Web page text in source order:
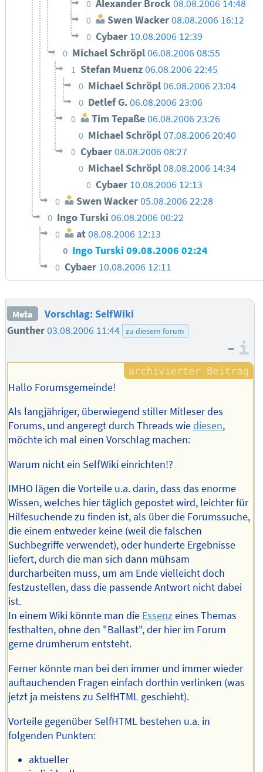
0 Alexander Brock08.08.2006 14:48
0 Swen Wacker08.08.2006 16:12
0 Cybaer 10.08.2006 12:39
0 Michael Schröpl06.08.2006 08:55
1 Stefan Muenz06.08.2006 22:45
0 Michael Schröpl06.08.2006 23:04
0 Detlef G.06.08.2006 23:06
0 Tim Tepaße06.08.2006 23:26
0 Michael Schröpl07.08.2006 20:40
0 Cybaer08.08.2006 08:27
0 Michael Schröpl08.08.2006 14:34
0 Cybaer 10.08.2006 12:13
0 Swen Wacker05.08.2006 22:28
0 Ingo Turski 06.08.2006 00:22
0 at08.08.2006 12:13
0 Ingo Turski09.08.2006 02:24
0 Cybaer 10.08.2006 12:11
Meta
Vorschlag: SelfWiki
Gunther03.08.2006 11:44 zu diesem forum
–
Hallo Forumsgemeinde!
Als langjähriger, überwiegend stiller Mitleser des
Forums, und angeregt durch Threads wiediesen,
möchte ich mal einen Vorschlag machen:
Warum nicht ein SelfWiki einrichten!?
IMHO lägen die Vorteile u.a. darin, dass das enorme
Wissen, welches hier täglich gepostet wird, leichter für
Hilfesuchende zu finden ist, als über die Forumssuche,
die einem entweder keine (weil die falschen
Suchbegriffe verwendet), oder hunderte Ergebnisse
liefert, durch die man sich dann mühsam
durcharbeiten muss, um am Ende vielleicht doch
festzustellen, dass die passende Antwort nicht dabei
ist.
In einem Wiki könnte man die Essenzeines Themas
festhalten, ohne den "Ballast", der hier im Forum
gerne drumherum entsteht.
Ferner könnte man bei den immer und immer wieder
auftauchenden Fragen einfach dorthin verlinken (was
jetzt ja meistens zu SelfHTML geschieht).
Vorteile gegenüber SelfHTML bestehen u.a. in
folgenden Punkten:
aktueller